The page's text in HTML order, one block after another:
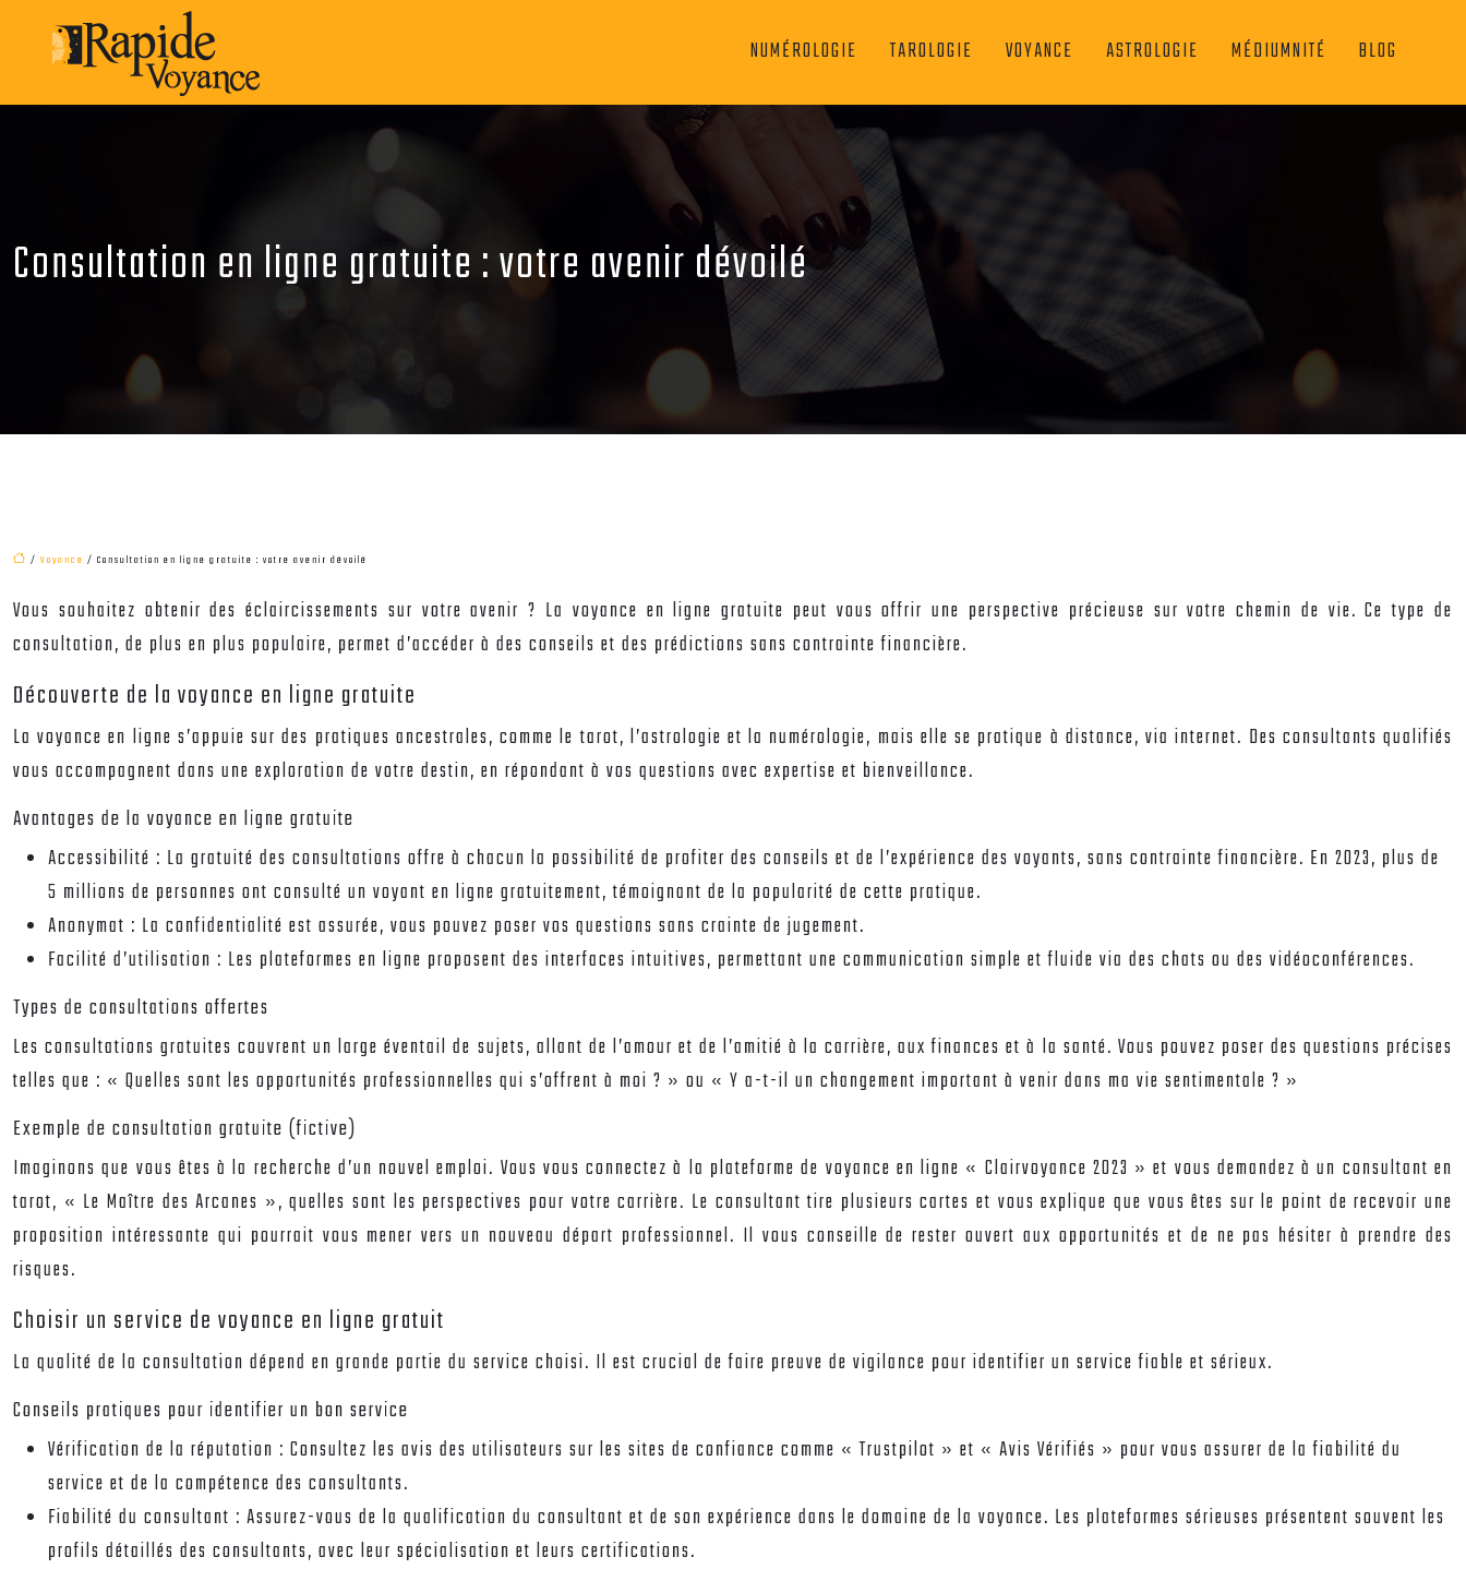
NUMÉROLOGIE TAROLOGIE VOYANCE ASTROLOGIE MÉDIUMNITÉ BLOG
Consultation en ligne gratuite : votre avenir dévoilé
/ Voyance / Consultation en ligne gratuite : votre avenir dévoilé
Vous souhaitez obtenir des éclaircissements sur votre avenir ? La voyance en ligne gratuite peut vous offrir une perspective précieuse sur votre chemin de vie. Ce type de
consultation, de plus en plus populaire, permet d’accéder à des conseils et des prédictions sans contrainte financière.
Découverte de la voyance en ligne gratuite
La voyance en ligne s’appuie sur des pratiques ancestrales, comme le tarot, l’astrologie et la numérologie, mais elle se pratique à distance, via internet. Des consultants qualifiés
vous accompagnent dans une exploration de votre destin, en répondant à vos questions avec expertise et bienveillance.
Avantages de la voyance en ligne gratuite
Accessibilité : La gratuité des consultations offre à chacun la possibilité de profiter des conseils et de l’expérience des voyants, sans contrainte financière. En 2023, plus de
5 millions de personnes ont consulté un voyant en ligne gratuitement, témoignant de la popularité de cette pratique.
Anonymat : La confidentialité est assurée, vous pouvez poser vos questions sans crainte de jugement.
Facilité d’utilisation : Les plateformes en ligne proposent des interfaces intuitives, permettant une communication simple et fluide via des chats ou des vidéoconférences.
Types de consultations offertes
Les consultations gratuites couvrent un large éventail de sujets, allant de l’amour et de l’amitié à la carrière, aux finances et à la santé. Vous pouvez poser des questions précises
telles que : « Quelles sont les opportunités professionnelles qui s’offrent à moi ? » ou « Y a-t-il un changement important à venir dans ma vie sentimentale ? »
Exemple de consultation gratuite (fictive)
Imaginons que vous êtes à la recherche d’un nouvel emploi. Vous vous connectez à la plateforme de voyance en ligne « Clairvoyance 2023 » et vous demandez à un consultant en
tarot, « Le Maître des Arcanes », quelles sont les perspectives pour votre carrière. Le consultant tire plusieurs cartes et vous explique que vous êtes sur le point de recevoir une
proposition intéressante qui pourrait vous mener vers un nouveau départ professionnel. Il vous conseille de rester ouvert aux opportunités et de ne pas hésiter à prendre des
risques.
Choisir un service de voyance en ligne gratuit
La qualité de la consultation dépend en grande partie du service choisi. Il est crucial de faire preuve de vigilance pour identifier un service fiable et sérieux.
Conseils pratiques pour identifier un bon service
Vérification de la réputation : Consultez les avis des utilisateurs sur les sites de confiance comme « Trustpilot » et « Avis Vérifiés » pour vous assurer de la fiabilité du
service et de la compétence des consultants.
Fiabilité du consultant : Assurez-vous de la qualification du consultant et de son expérience dans le domaine de la voyance. Les plateformes sérieuses présentent souvent les
profils détaillés des consultants, avec leur spécialisation et leurs certifications.